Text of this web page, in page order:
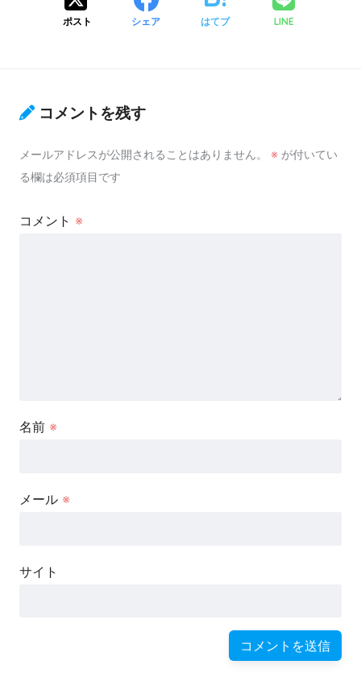
ポスト シェア はてブ LINE
コメントを残す
メールアドレスが公開されることはありません。 ※ が付いてい
る欄は必須項目です
コメント ※
名前 ※
メール ※
サイト